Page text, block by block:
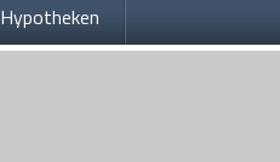
Hypotheken